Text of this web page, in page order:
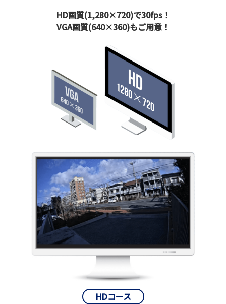
HD画質(1,280×720)で30fps！
VGA画質(640×360)もご用意！
HDコース